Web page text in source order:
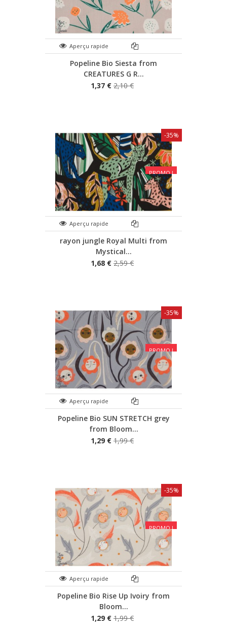
Aperçu rapide
Popeline Bio Siesta from
CREATURES G R...
1,37 € 2,10 €
PROMO !
Aperçu rapide
rayon jungle Royal Multi from
Mystical...
1,68 € 2,59 €
-35%
PROMO !
Aperçu rapide
Popeline Bio SUN STRETCH grey
from Bloom...
1,29 € 1,99 €
-35%
PROMO !
Aperçu rapide
Popeline Bio Rise Up Ivoiry from
Bloom...
1,29 € 1,99 €
-35%